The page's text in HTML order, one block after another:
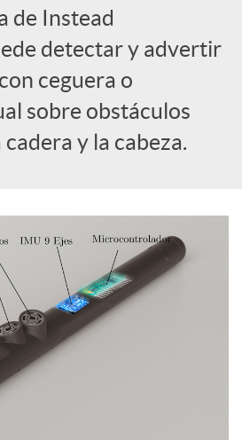
de Instead
detectar y advertir
ceguera o
sobre obstáculos
y la cabeza.